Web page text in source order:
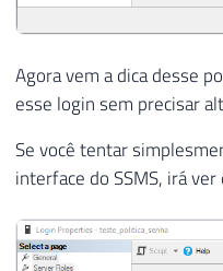
Agora vem a dica desse
esse login sem precisar
Se você tentar
interface do SSMS, irá